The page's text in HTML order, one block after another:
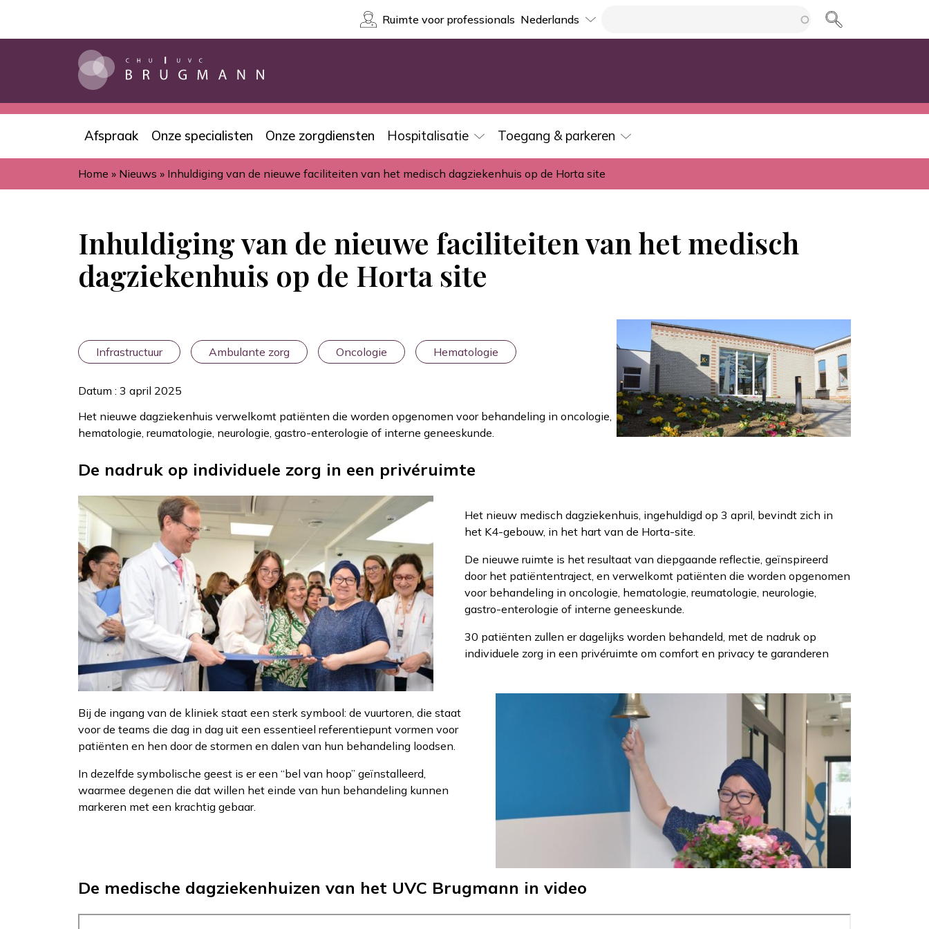
Ruimte voor professionals
Select
your
language
Navigation
principale
Afspraak Onze specialisten Onze zorgdiensten Hospitalisatie Toegang & parkeren
Kruimelpad
Home Nieuws Inhuldiging van de nieuwe faciliteiten van het medisch dagziekenhuis op de Horta site
Inhuldiging van de nieuwe faciliteiten van het medisch
dagziekenhuis op de Horta site
Infrastructuur Ambulante zorg Oncologie Hematologie
Datum : 3 april 2025
Het nieuwe dagziekenhuis verwelkomt patiënten die worden opgenomen voor behandeling in oncologie,
hematologie, reumatologie, neurologie, gastro-enterologie of interne geneeskunde.
Afbeelding
De nadruk op individuele zorg in een privéruimte
Afbeelding
Het nieuw medisch dagziekenhuis, ingehuldigd op 3 april, bevindt zich in
het K4-gebouw, in het hart van de Horta-site.
De nieuwe ruimte is het resultaat van diepgaande reflectie, geïnspireerd
door het patiëntentraject, en verwelkomt patiënten die worden opgenomen
voor behandeling in oncologie, hematologie, reumatologie, neurologie,
gastro-enterologie of interne geneeskunde.
30 patiënten zullen er dagelijks worden behandeld, met de nadruk op
individuele zorg in een privéruimte om comfort en privacy te garanderen
Bij de ingang van de kliniek staat een sterk symbool: de vuurtoren, die staat
voor de teams die dag in dag uit een essentieel referentiepunt vormen voor
patiënten en hen door de stormen en dalen van hun behandeling loodsen.
In dezelfde symbolische geest is er een “bel van hoop” geïnstalleerd,
waarmee degenen die dat willen het einde van hun behandeling kunnen
markeren met een krachtig gebaar.
De medische dagziekenhuizen van het UVC Brugmann in video